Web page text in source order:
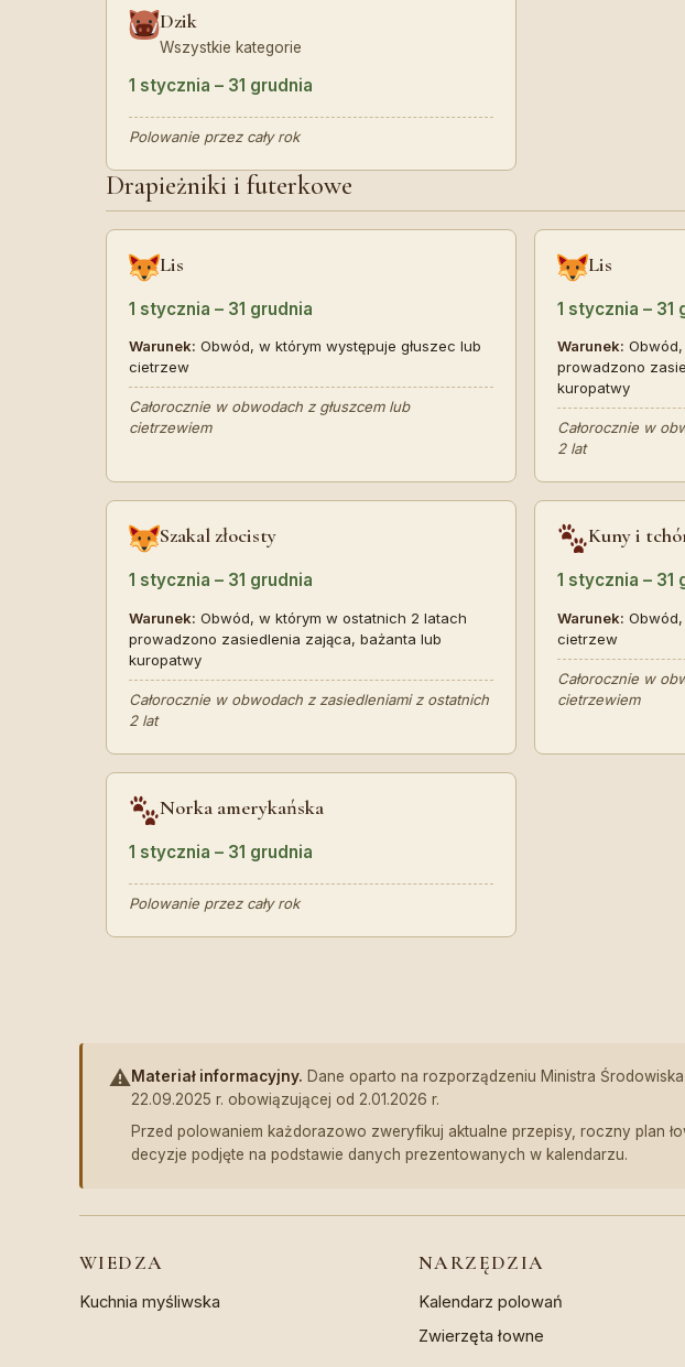
Dzik
Wszystkie kategorie
1 stycznia – 31 grudnia
Polowanie przez cały rok
Drapieżniki i futerkowe
Lis
1 stycznia – 31 grudnia
Warunek: Obwód, w którym występuje głuszec lub
cietrzew
Całorocznie w obwodach z głuszcem lub
cietrzewiem
Lis
1 stycznia – 31
Warunek:
prowadzono
kuropatwy
Całorocznie w
2 lat
Szakal złocisty
1 stycznia – 31 grudnia
Warunek: Obwód, w którym w ostatnich 2 latach
prowadzono zasiedlenia zająca, bażanta lub
kuropatwy
Całorocznie w obwodach z zasiedleniami z ostatnich
2 lat
Kuny i
1 stycznia – 31
Warunek:
cietrzew
Całorocznie w
cietrzewiem
Norka amerykańska
1 stycznia – 31 grudnia
Polowanie przez cały rok
⚠️Materiał informacyjny. Dane oparto na rozporządzeniu Ministra
22.09.2025 r. obowiązującej od 2.01.2026 r.
Przed polowaniem każdorazowo zweryfikuj aktualne przepisy, roczny plan
decyzje podjęte na podstawie danych prezentowanych w kalendarzu.
WIEDZA
Kuchnia myśliwska
NARZĘDZIA
Kalendarz polowań
Zwierzęta łowne